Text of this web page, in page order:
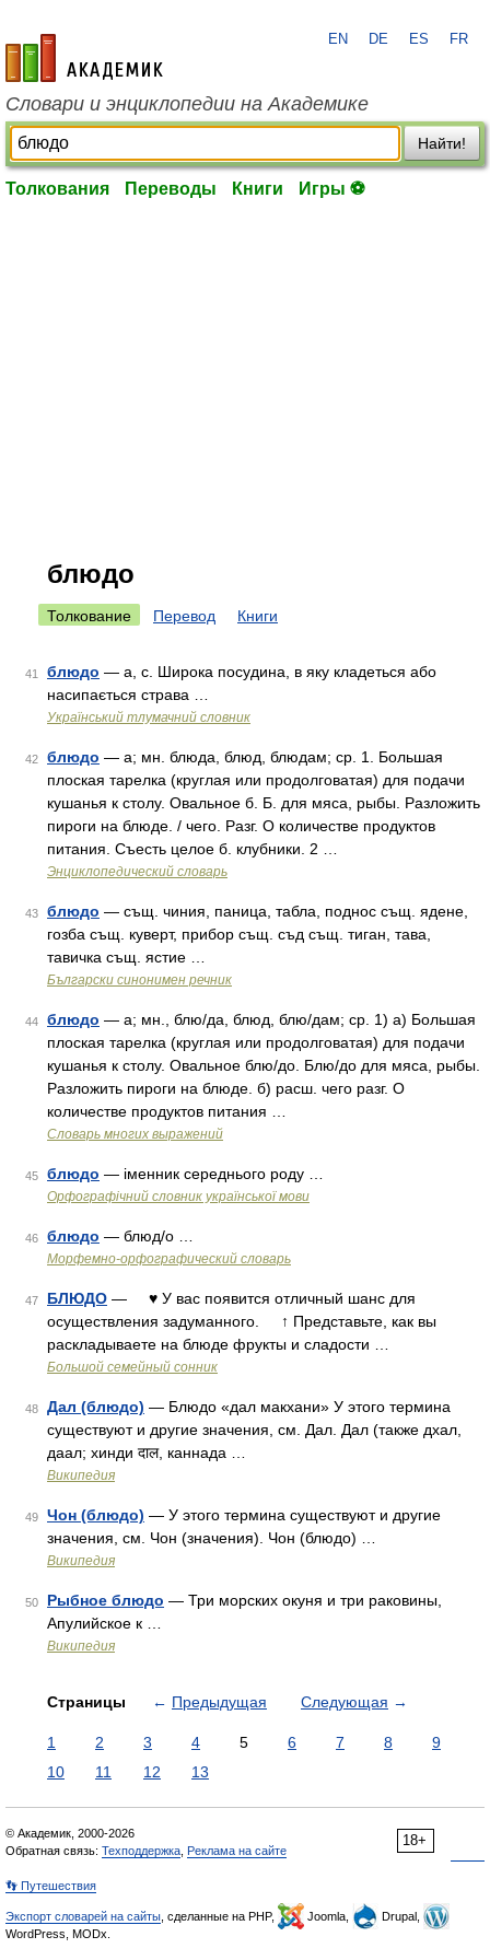
academic.ru
EN DE ES FR
Словари и энциклопедии на Академике
Найти!
Толкования Переводы Книги Игры ⚽
блюдо
Толкование Перевод Книги
41 блюдо — а, с. Широка посудина, в яку кладеться або
насипається страва …
Український тлумачний словник
42 блюдо — а; мн. блюда, блюд, блюдам; ср. 1. Большая
плоская тарелка (круглая или продолговатая) для подачи
кушанья к столу. Овальное б. Б. для мяса, рыбы. Разложить
пироги на блюде. / чего. Разг. О количестве продуктов
питания. Съесть целое б. клубники. 2 …
Энциклопедический словарь
43 блюдо — същ. чиния, паница, табла, поднос същ. ядене,
гозба същ. куверт, прибор същ. съд същ. тиган, тава,
тавичка същ. ястие …
Български синонимен речник
44 блюдо — а; мн., блю/да, блюд, блю/дам; ср. 1) а) Большая
плоская тарелка (круглая или продолговатая) для подачи
кушанья к столу. Овальное блю/до. Блю/до для мяса, рыбы.
Разложить пироги на блюде. б) расш. чего разг. О
количестве продуктов питания …
Словарь многих выражений
45 блюдо — іменник середнього роду …
Орфографічний словник української мови
46 блюдо — блюд/о …
Морфемно-орфографический словарь
47 БЛЮДО — ♥ У вас появится отличный шанс для
осуществления задуманного. ↑ Представьте, как вы
раскладываете на блюде фрукты и сладости …
Большой семейный сонник
48 Дал (блюдо) — Блюдо «дал макхани» У этого термина
существуют и другие значения, см. Дал. Дал (также дхал,
даал; хинди दाल, каннада …
Википедия
49 Чон (блюдо) — У этого термина существуют и другие
значения, см. Чон (значения). Чон (блюдо) …
Википедия
50 Рыбное блюдо — Три морских окуня и три раковины,
Апулийское к …
Википедия
Страницы ← Предыдущая Следующая →
1 2 3 4 5 6 7 8
9
10
11 12 13
18+
© Академик, 2000-2026
Обратная связь: Техподдержка Реклама на сайте
👣 Путешествия
Экспорт словарей на сайты , сделанные на PHP, Joomla,
Drupal,
WordPress, MODx.